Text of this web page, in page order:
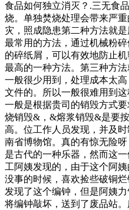
食品如何独立消灭？.三无食
烧。单独焚烧处理会带来严
灾，照成隐患第二种方法就
最常用的方法，通过机械粉
的碎纸屑，可以有效地防止
最高的一种方法。第三种方
一般很少用到，处理成本太
文件的。所以一般很难用到
一般是根据贵司的销毁方式
烧销毁&，&熔浆销毁&是要
高。位工作人员发现，并及
南省博物馆。真的有惊无险
是古代的一种乐器，然而这
工阿姨发现的，由于这个阿
没事的时候，喜欢捡些破铜
发现了这个编钟，但是阿姨
将编钟敲坏，送到了废品站